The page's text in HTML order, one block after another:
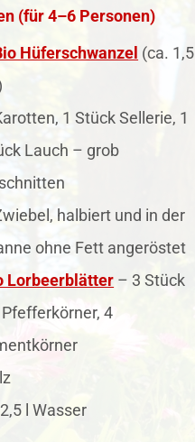
(für 4–6 Personen)
Hüferschwanzel (ca. 1,5
1 Stück Sellerie, 1
Lauch – grob
halbiert und in der
ohne Fett angeröstet
Lorbeerblätter – 3 Stück
4
l Wasser